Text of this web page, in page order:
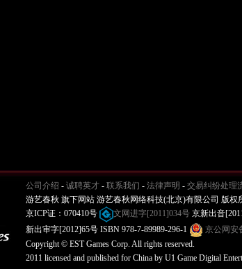
公司介绍 - 诚聘英才 - 联系我们 - 法律声明 - 交易纠纷处理
游艺春秋 旗下网站 游艺春秋网络科技(北京)有限公司 版权
京ICP证：070410号
文网进字[2011]034号 京新出音
新出审字[2012]65号 ISBN 978-7-89989-296-1
京公网安
Copyright © EST Games Corp. All rights reserved.
2011 licensed and published for China by U1 Game Digital